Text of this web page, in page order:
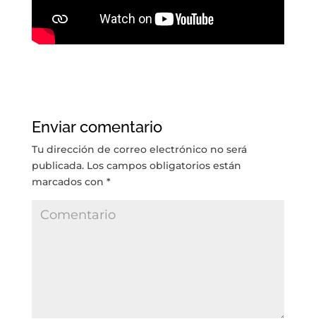
Enviar comentario
Tu dirección de correo electrónico no será
publicada.Los campos obligatorios están
marcados con *